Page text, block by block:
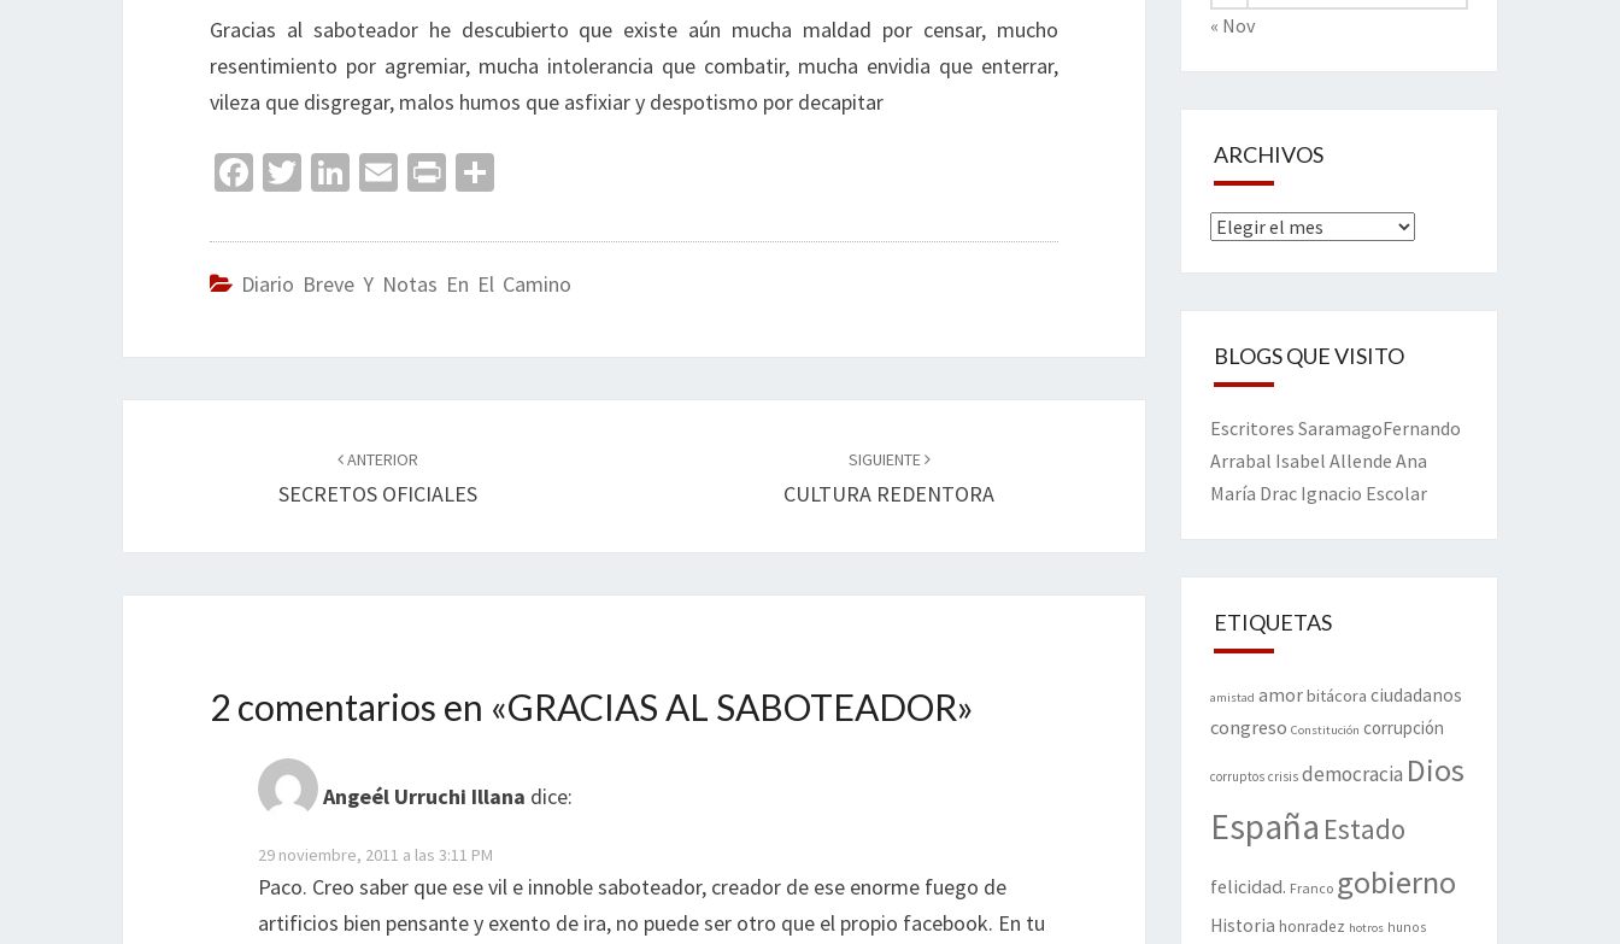
Gracias al saboteador he descubierto que existe aún mucha maldad por censar, mucho
resentimiento por agremiar, mucha intolerancia que combatir, mucha envidia que enterrar,
vileza que disgregar, malos humos que asfixiar y despotismo por decapitar
Fa
b
o
k
T
tt
er
Li
ke
dI
E
ai
l
Pr
t
m
p
tir
Diario Breve Y Notas En El Camino
ANTERIOR
SECRETOS OFICIALES
SIGUIENTE
CULTURA REDENTORA
2 comentarios en «GRACIAS AL SABOTEADOR»
Angeél Urruchi Illana dice:
29 noviembre, 2011 a las 3:11 PM
Paco. Creo saber que ese vil e innoble saboteador, creador de ese enorme fuego de
artificios bien pensante y exento de ira, no puede ser otro que el propio facebook. En tu
« Nov
ARCHIVOS
Archivos
BLOGS QUE VISITO
Escritores SaramagoFernando
Arrabal Isabel Allende Ana
María Drac Ignacio Escolar
ETIQUETAS
amistad amorbitácora ciudadanos
congreso Constitución corrupción
corruptos crisis democracia Dios
España Estado
felicidad. Franco gobierno
Historia honradez hotros hunos